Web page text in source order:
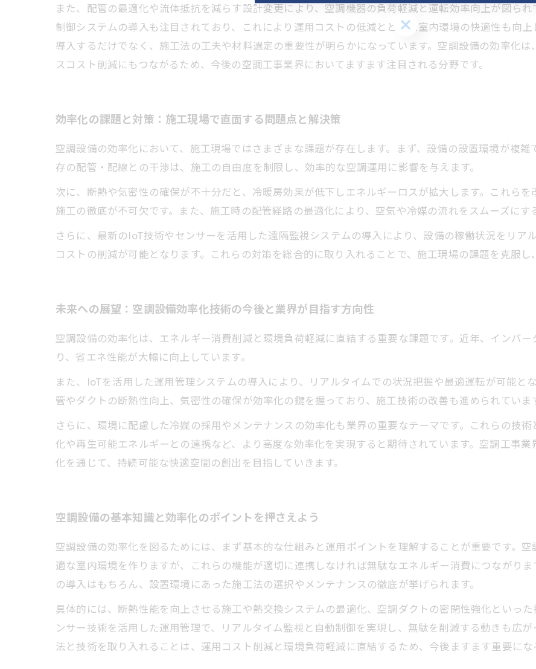
また、配管の最適化や流体抵抗を減らす設計変更により、空調機器の負荷軽減と運転効率向上が図ら
制御システムの導入も注目されており、これにより運用コストの低減とともに室内環境の快適性も向
導入するだけでなく、施工法の工夫や材料選定の重要性が明らかになっています。空調設備の効率化
スコスト削減にもつながるため、今後の空調工事業界においてますます注目される分野です。
効率化の課題と対策：施工現場で直面する問題点と解決策
空調設備の効率化において、施工現場ではさまざまな課題が存在します。まず、設備の設置環境が複
存の配管・配線との干渉は、施工の自由度を制限し、効率的な空調運用に影響を与えます。
次に、断熱や気密性の確保が不十分だと、冷暖房効果が低下しエネルギーロスが拡大します。これら
施工の徹底が不可欠です。また、施工時の配管経路の最適化により、空気や冷媒の流れをスムーズにす
さらに、最新のIoT技術やセンサーを活用した遠隔監視システムの導入により、設備の稼働状況をリア
コストの削減が可能となります。これらの対策を総合的に取り入れることで、施工現場の課題を克服し
未来への展望：空調設備効率化技術の今後と業界が目指す方向性
空調設備の効率化は、エネルギー消費削減と環境負荷軽減に直結する重要な課題です。近年、インバ
り、省エネ性能が大幅に向上しています。
また、IoTを活用した運用管理システムの導入により、リアルタイムでの状況把握や最適運転が可能と
管やダクトの断熱性向上、気密性の確保が効率化の鍵を握っており、施工技術の改善も進められていま
さらに、環境に配慮した冷媒の採用やメンテナンスの効率化も業界の重要なテーマです。これらの技
化や再生可能エネルギーとの連携など、より高度な効率化を実現すると期待されています。空調工事
化を通じて、持続可能な快適空間の創出を目指していきます。
空調設備の基本知識と効率化のポイントを押さえよう
空調設備の効率化を図るためには、まず基本的な仕組みと運用ポイントを理解することが重要です。
適な室内環境を作りますが、これらの機能が適切に連携しなければ無駄なエネルギー消費につながり
の導入はもちろん、設置環境にあった施工法の選択やメンテナンスの徹底が挙げられます。
具体的には、断熱性能を向上させる施工や熱交換システムの最適化、空調ダクトの密閉性強化といっ
ンサー技術を活用した運用管理で、リアルタイム監視と自動制御を実現し、無駄を削減する動きも広
法と技術を取り入れることは、運用コスト削減と環境負荷軽減に直結するため、今後ますます重要にな
お問い合わせはこちら